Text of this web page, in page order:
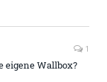
1
eigene Wallbox?